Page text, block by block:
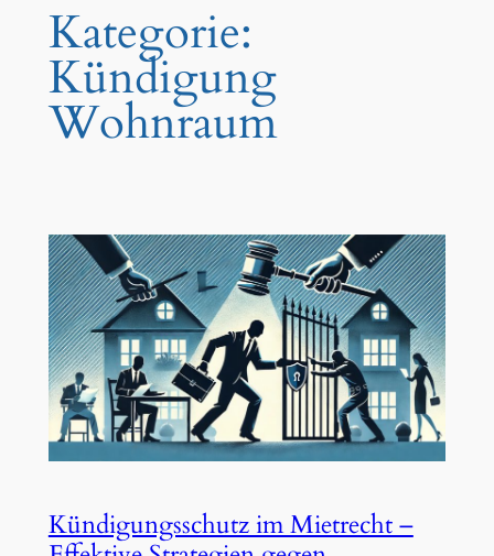
Kategorie:
Kündigung
Wohnraum
Kündigungsschutz im Mietrecht –